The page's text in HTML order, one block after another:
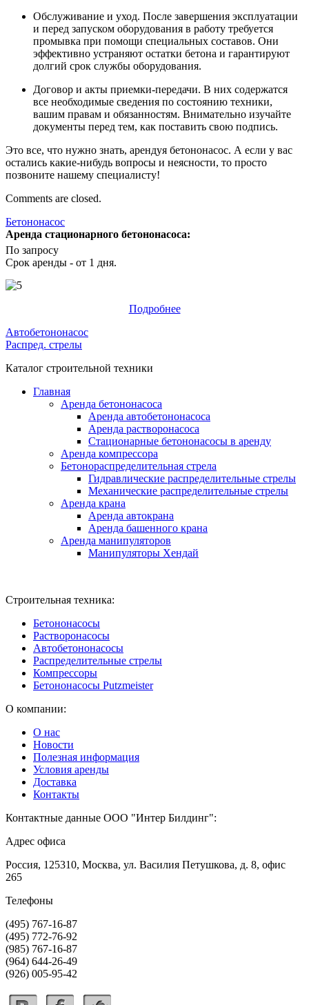
Обслуживание и уход. После завершения эксплуатации
и перед запуском оборудования в работу требуется
промывка при помощи специальных составов. Они
эффективно устраняют остатки бетона и гарантируют
долгий срок службы оборудования.
Договор и акты приемки-передачи. В них содержатся
все необходимые сведения по состоянию техники,
вашим правам и обязанностям. Внимательно изучайте
документы перед тем, как поставить свою подпись.
Это все, что нужно знать, арендуя бетононасос. А если у вас
остались какие-нибудь вопросы и неясности, то просто
позвоните нашему специалисту!
Comments are closed.
Бетононасос
Аренда стационарного бетононасоса:
По запросу
Срок аренды - от 1 дня.
Подробнее
Автобетононасос
Распред. стрелы
Каталог строительной техники
Главная
Аренда бетононасоса
Аренда автобетононасоса
Аренда растворонасоса
Стационарные бетононасосы в аренду
Аренда компрессора
Бетонораспределительная стрела
Гидравлические распределительные стрелы
Механические распределительные стрелы
Аренда крана
Аренда автокрана
Аренда башенного крана
Аренда манипуляторов
Манипуляторы Хендай
Строительная техника:
Бетононасосы
Растворонасосы
Автобетононасосы
Распределительные стрелы
Компрессоры
Бетононасосы Putzmeister
О компании:
О нас
Новости
Полезная информация
Условия аренды
Доставка
Контакты
Контактные данные ООО "Интер Билдинг":
Адрес офиса
Россия, 125310, Москва, ул. Василия Петушкова, д. 8, офис
265
Телефоны
(495) 767-16-87
(495) 772-76-92
(985) 767-16-87
(964) 644-26-49
(926) 005-95-42